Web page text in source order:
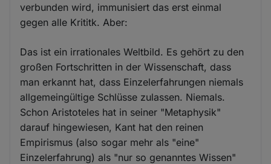
verbunden wird, immunisiert das erst einmal
gegen alle Krititk. Aber:
Das ist ein irrationales Weltbild. Es gehört zu den
großen Fortschritten in der Wissenschaft, dass
man erkannt hat, dass Einzelerfahrungen niemals
allgemeingültige Schlüsse zulassen. Niemals.
Schon Aristoteles hat in seiner "Metaphysik"
darauf hingewiesen, Kant hat den reinen
Empirismus (also sogar mehr als "eine"
Einzelerfahrung) als "nur so genanntes Wissen"